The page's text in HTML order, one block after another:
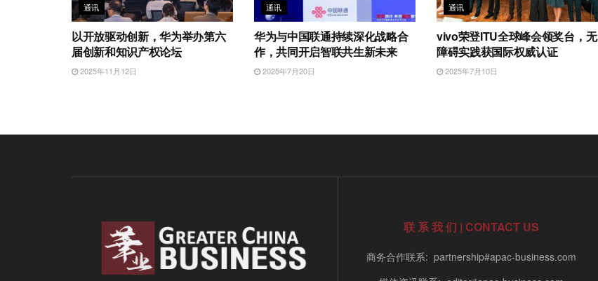
通讯
以开放驱动创新，华为举办第六
届创新和知识产权论坛
2025年11月12日
通讯
华为与中国联通持续深化战略合
作，共同开启智联共生新未来
2025年7月20日
通讯
vivo荣登ITU全球峰会领奖台，无
障碍实践获国际权威认证
2025年7月10日
联 系 我 们 | CONTACT US
商务合作联系: partnership#apac-business.com